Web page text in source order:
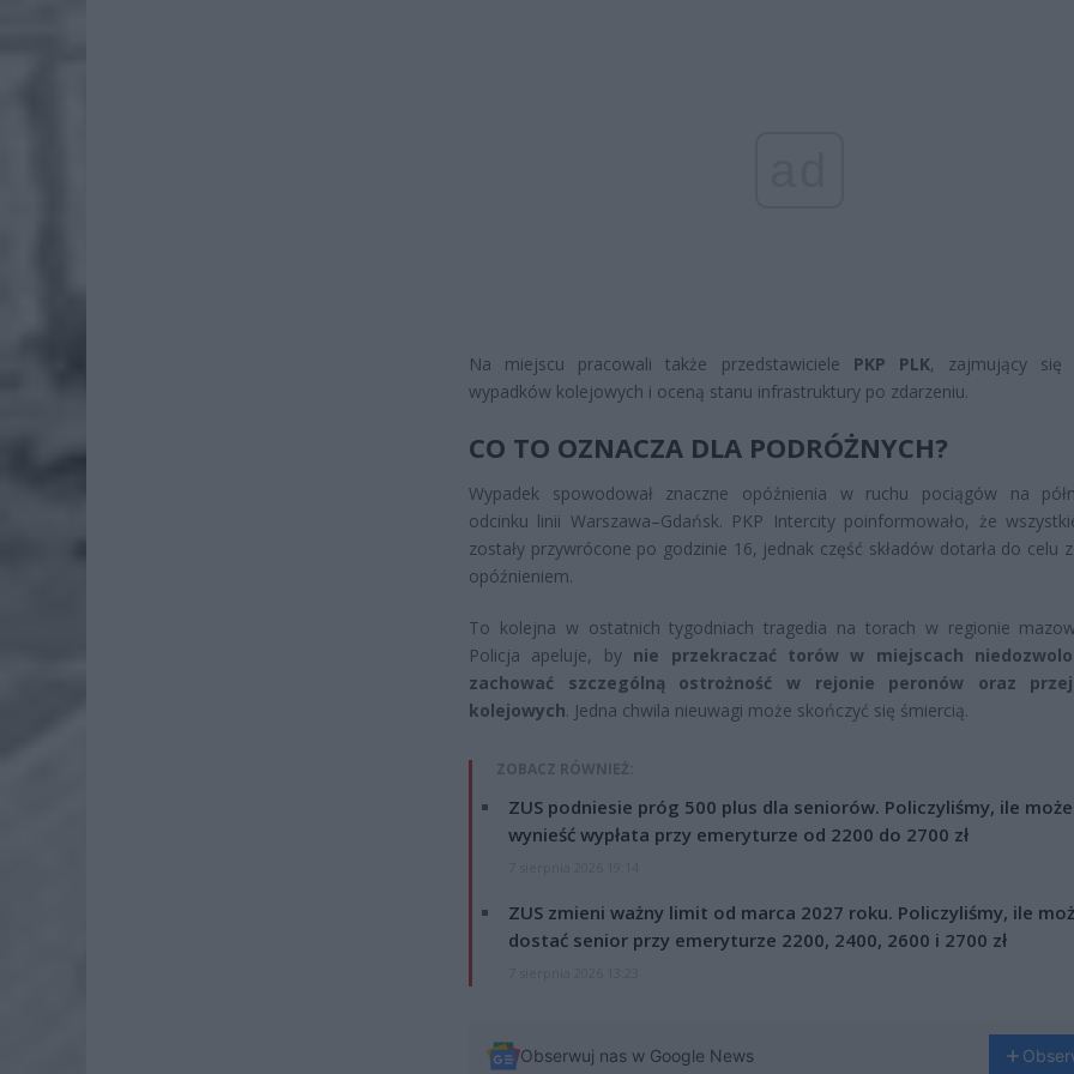
Na miejscu pracowali także przedstawiciele PKP PLK, zajmujący się
wypadków kolejowych i oceną stanu infrastruktury po zdarzeniu.
CO TO OZNACZA DLA PODRÓŻNYCH?
Wypadek spowodował znaczne opóźnienia w ruchu pociągów na
odcinku linii Warszawa–Gdańsk. PKP Intercity poinformowało, że
zostały przywrócone po godzinie 16, jednak część składów dotarła do celu
opóźnieniem.
To kolejna w ostatnich tygodniach tragedia na torach w regionie
Policja apeluje, by nie przekraczać torów w miejscach
zachować szczególną ostrożność w rejonie peronów oraz
kolejowych. Jedna chwila nieuwagi może skończyć się śmiercią.
ZOBACZ RÓWNIEŻ:
ZUS podniesie próg 500 plus dla seniorów. Policzyliśmy, ile może
wynieść wypłata przy emeryturze od 2200 do 2700 zł
ZUS zmieni ważny limit od marca 2027 roku. Policzyliśmy, ile
dostać senior przy emeryturze 2200, 2400, 2600 i 2700 zł
Obserwuj nas w Google News